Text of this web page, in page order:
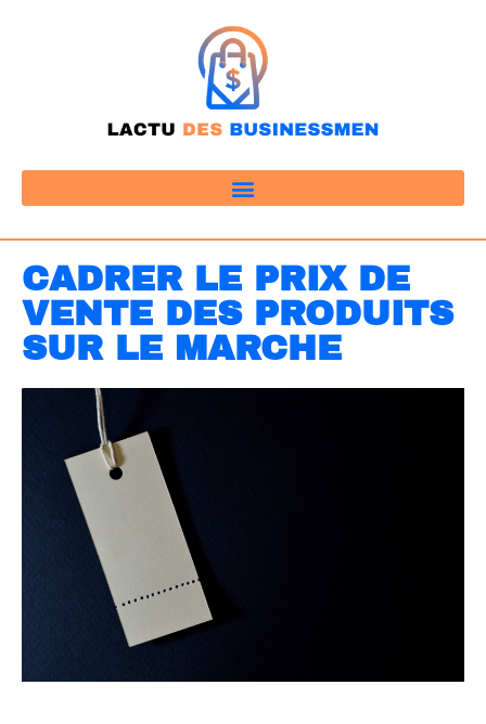
CADRER LE PRIX DE
VENTE DES PRODUITS
SUR LE MARCHE